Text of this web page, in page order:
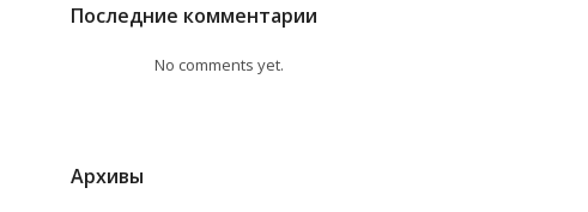
Последние комментарии
No comments yet.
Архивы